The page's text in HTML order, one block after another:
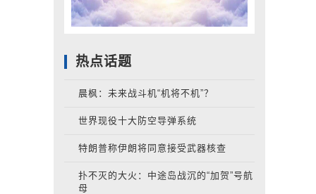
热点话题
晨枫：未来战斗机“机将不机”？
世界现役十大防空导弹系统
特朗普称伊朗将同意接受武器核查
扑不灭的大火：中途岛战沉的“加贺”号航
母